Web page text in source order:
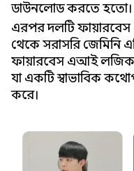
ডাউনলোড করতে হতো।
এরপর দলটি
থেকে সরাসরি জেমিনি
ফায়ারবেস এআই লজিক
যা একটি স্বাভাবিক
করে।